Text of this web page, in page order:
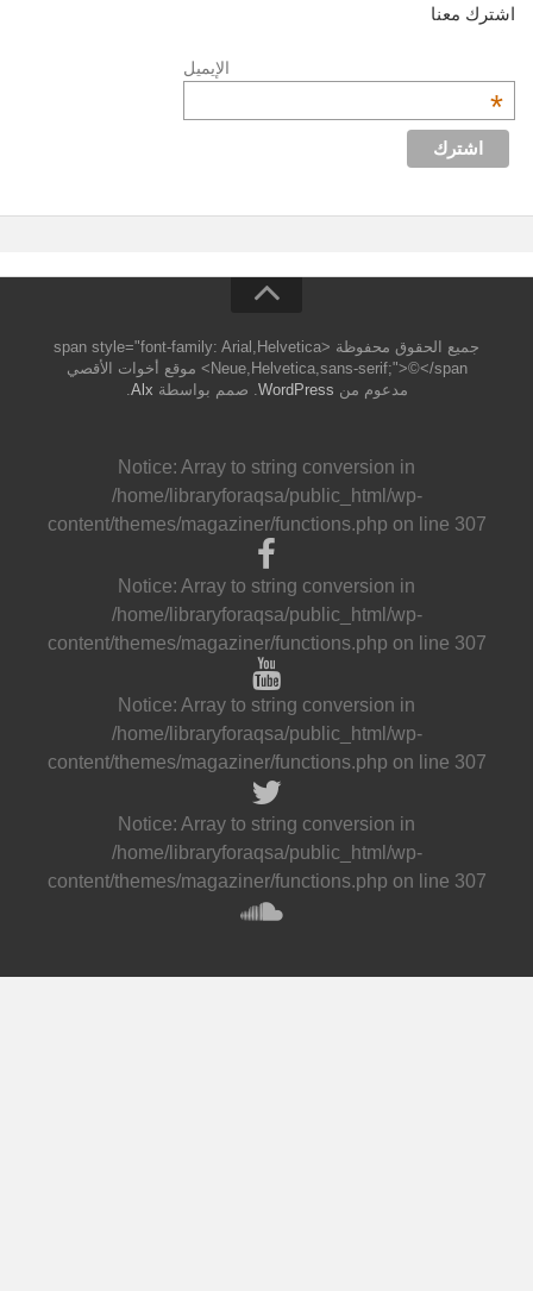
اشترك معنا
الإيميل
*
جميع الحقوق محفوظة <span style="font-family: Arial,Helvetica
Neue,Helvetica,sans-serif;">©</span> موقع أخوات الأقصي
مدعوم من WordPress. صمم بواسطة Alx
.
Notice: Array to string conversion in
/home/libraryforaqsa/public_html/wp-
content/themes/magaziner/functions.php on line 307
Notice: Array to string conversion in
/home/libraryforaqsa/public_html/wp-
content/themes/magaziner/functions.php on line 307
Notice: Array to string conversion in
/home/libraryforaqsa/public_html/wp-
content/themes/magaziner/functions.php on line 307
Notice: Array to string conversion in
/home/libraryforaqsa/public_html/wp-
content/themes/magaziner/functions.php on line 307